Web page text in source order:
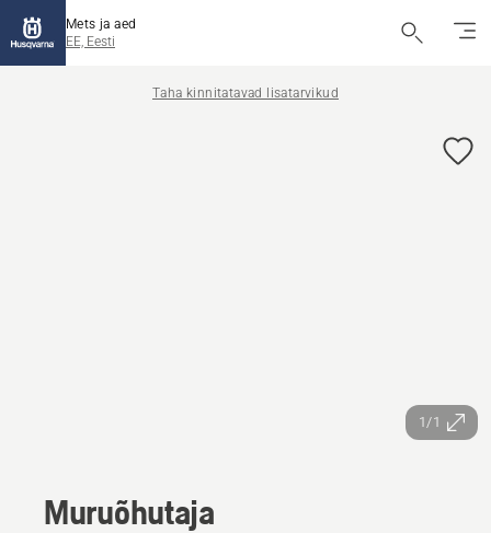
Mets ja aed
EE, Eesti
Taha kinnitatavad lisatarvikud
1/1
Muruõhutaja